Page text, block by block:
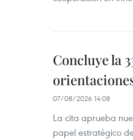
Concluye la
07/08/2026 14:08
La cita aprueba
papel estratégico